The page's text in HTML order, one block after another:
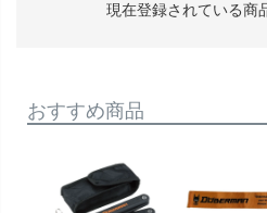
現在登録されている商
おすすめ商品